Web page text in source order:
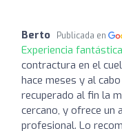
Berto Publicada en
Experiencia
contractura en el
hace meses y al
recuperado al fin la
cercano, y ofrece un
profesional. Lo